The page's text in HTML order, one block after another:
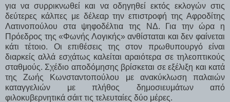
για να συρρικνωθεί και να οδηγηθεί εκτός εκλογών στις
δεύτερες κάλπες με δέλεαρ την επιστροφή της Αφροδίτης
Λατινοπούλου στα ψηφοδέλτια της ΝΔ. Για την ώρα η
Πρόεδρος της «Φωνής Λογικής» ανθίσταται και δεν φαίνεται
κάτι τέτοιο. Οι επιθέσεις της στον πρωθυπουργό είναι
διαρκείς αλλά εσχάτως καλείται αραιότερα σε τηλεοπτικούς
σταθμούς. Σχέδιο αποδόμησης βρίσκεται σε εξέλιξη και κατά
της Ζωής Κωνσταντοπούλου με ανακύκλωση παλαιών
καταγγελιών με πλήθος δημοσιευμάτων από
φιλοκυβερνητικά σάιτ τις τελευταίες δύο μέρες.